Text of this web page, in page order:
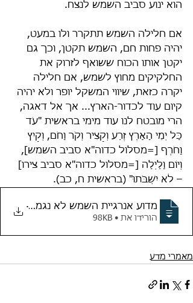
הוא ינוע סביב השמש לנצח.
אם חלילה השמש תתקרר ולו במעט,
יהיה פחות חם, השמש תקטן, וכך גם
יקטן אותו הכוח ששואף לזרוק את
החלקיקים מחוץ לשמש, אם חלילה
יקרה כזאת, שיווי המשקל יופר ולא יהיה
קיום עוד לכדור-הארץ... אך אל דאגה,
הרי מובטח לנו עוד מימי בראשית "עֹד
כָּל יְמֵי הָאָרֶץ זֶרַע וְקָצִיר וְקֹר וָחֹם, וְקַיִץ
וָחֹרֶף [=מסלול כדוה"א סביב השמש],
וְיוֹם וָלַיְלָה [=מסלול כדוה"א סביב צירו]
– לֹא יִשְׁבֹּתוּ" (בראשית ח, כב).
מדוע אנרגיית השמש לא נגמרת ומה
.
הורידו את • 98KB
מאמרי מדע